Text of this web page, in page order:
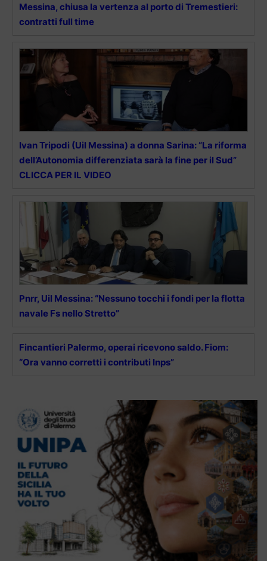
Messina, chiusa la vertenza al porto di Tremestieri:
contratti full time
Ivan Tripodi (Uil Messina) a donna Sarina: “La riforma
dell’Autonomia differenziata sarà la fine per il Sud”
CLICCA PER IL VIDEO
Pnrr, Uil Messina: “Nessuno tocchi i fondi per la flotta
navale Fs nello Stretto”
Fincantieri Palermo, operai ricevono saldo. Fiom:
“Ora vanno corretti i contributi Inps”